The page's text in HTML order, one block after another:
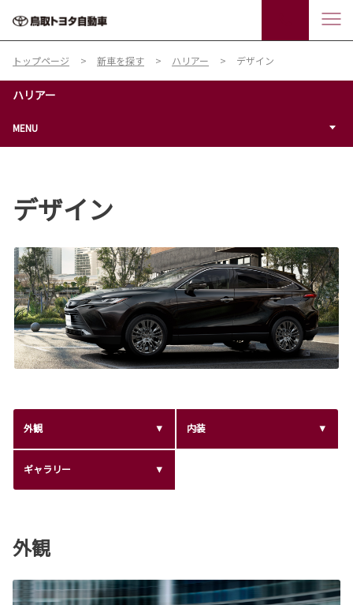
トップページ 新車を探す ハリアー デザイン
ハリアー
MENU
デザイン
外観 内装
ギャラリー
外観